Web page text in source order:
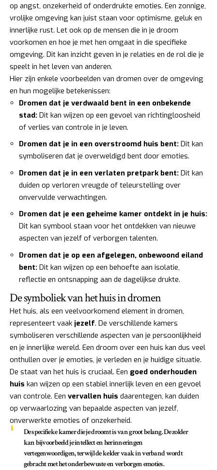
op angst, onzekerheid of onderdrukte emoties. Een zonnige,
vrolijke omgeving kan juist staan voor optimisme, geluk en
innerlijke rust. Let ook op de mensen die in je droom
voorkomen en hoe je met hen omgaat in die specifieke
omgeving. Dit kan inzicht geven in je relaties en de rol die je
speelt in het leven van anderen.
Hier zijn enkele voorbeelden van dromen over de omgeving
en hun mogelijke betekenissen:
Dromen dat je verdwaald bent in een onbekende
stad: Dit kan wijzen op een gevoel van richtingloosheid
of verlies van controle in je leven.
Dromen dat je in een overstroomd huis bent: Dit kan
symboliseren dat je overweldigd bent door emoties.
Dromen dat je in een verlaten pretpark bent: Dit kan
duiden op verloren vreugde of teleurstelling over
onvervulde verwachtingen.
Dromen dat je een geheime kamer ontdekt in je huis:
Dit kan symbool staan voor het ontdekken van nieuwe
aspecten van jezelf of verborgen talenten.
Dromen dat je op een afgelegen, onbewoond eiland
bent: Dit kan wijzen op een behoefte aan isolatie,
reflectie en ontsnapping aan de dagelijkse drukte.
De symboliek van het huis in dromen
Het huis, als een veelvoorkomend element in dromen,
representeert vaak jezelf. De verschillende kamers
symboliseren verschillende aspecten van je persoonlijkheid
en je innerlijke wereld. Een droom over een huis kan dus veel
onthullen over je emoties, je verleden en je huidige situatie.
De staat van het huis is cruciaal. Een goed onderhouden
huis kan wijzen op een stabiel innerlijk leven en een gevoel
van controle. Een vervallen huis daarentegen, kan duiden
op verwaarlozing van bepaalde aspecten van jezelf,
onverwerkte emoties of onzekerheid.
Despecifieke kamerdie je droomt is van groot belang. De zolder
kan bijvoorbeeld je intellect en herinneringen
vertegenwoordigen, terwijl de kelder vaak in verband wordt
gebracht met het onderbewuste en verborgen emoties.